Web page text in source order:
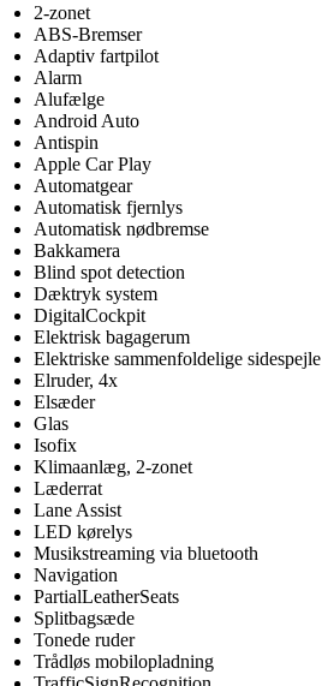
2-zonet
ABS-Bremser
Adaptiv fartpilot
Alarm
Alufælge
Android Auto
Antispin
Apple Car Play
Automatgear
Automatisk fjernlys
Automatisk nødbremse
Bakkamera
Blind spot detection
Dæktryk system
DigitalCockpit
Elektrisk bagagerum
Elektriske sammenfoldelige sidespejle
Elruder, 4x
Elsæder
Glas
Isofix
Klimaanlæg, 2-zonet
Læderrat
Lane Assist
LED kørelys
Musikstreaming via bluetooth
Navigation
PartialLeatherSeats
Splitbagsæde
Tonede ruder
Trådløs mobilopladning